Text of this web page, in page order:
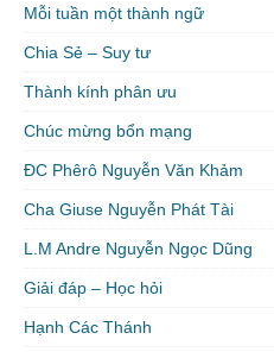
Mỗi tuần một thành ngữ
Chia Sẻ – Suy tư
Thành kính phân ưu
Chúc mừng bổn mạng
ĐC Phêrô Nguyễn Văn Khảm
Cha Giuse Nguyễn Phát Tài
L.M Andre Nguyễn Ngọc Dũng
Giải đáp – Học hỏi
Hạnh Các Thánh